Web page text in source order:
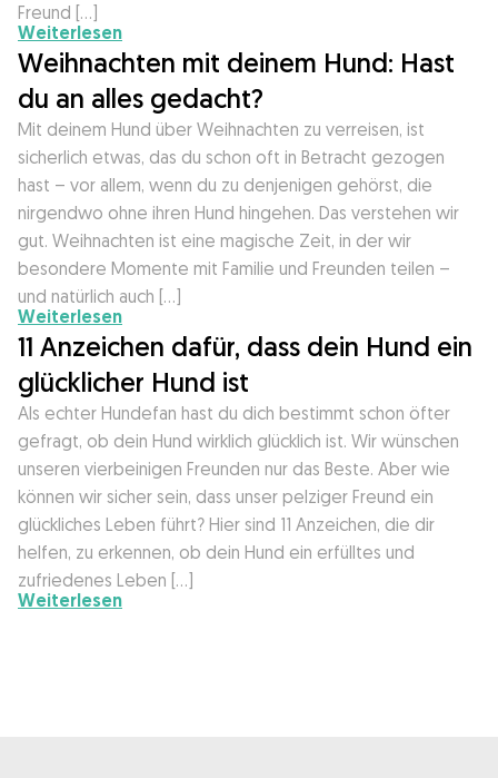
Freund […]
Weiterlesen
Weihnachten mit deinem Hund: Hast
du an alles gedacht?
Mit deinem Hund über Weihnachten zu verreisen, ist
sicherlich etwas, das du schon oft in Betracht gezogen
hast – vor allem, wenn du zu denjenigen gehörst, die
nirgendwo ohne ihren Hund hingehen. Das verstehen wir
gut. Weihnachten ist eine magische Zeit, in der wir
besondere Momente mit Familie und Freunden teilen –
und natürlich auch […]
Weiterlesen
11 Anzeichen dafür, dass dein Hund ein
glücklicher Hund ist
Als echter Hundefan hast du dich bestimmt schon öfter
gefragt, ob dein Hund wirklich glücklich ist. Wir wünschen
unseren vierbeinigen Freunden nur das Beste. Aber wie
können wir sicher sein, dass unser pelziger Freund ein
glückliches Leben führt? Hier sind 11 Anzeichen, die dir
helfen, zu erkennen, ob dein Hund ein erfülltes und
zufriedenes Leben […]
Weiterlesen